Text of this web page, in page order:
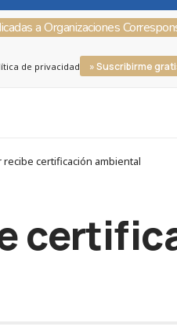
a Organizaciones
de privacidad » Suscribirme
certificación ambiental